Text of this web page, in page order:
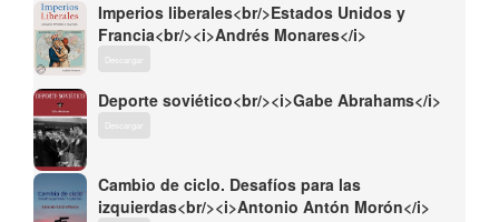
Imperios liberales<br/>Estados Unidos y
Francia<br/><i>Andrés Monares</i>
Descargar
Deporte soviético<br/><i>Gabe Abrahams</i>
Descargar
Cambio de ciclo. Desafíos para las
izquierdas<br/><i>Antonio Antón Morón</i>